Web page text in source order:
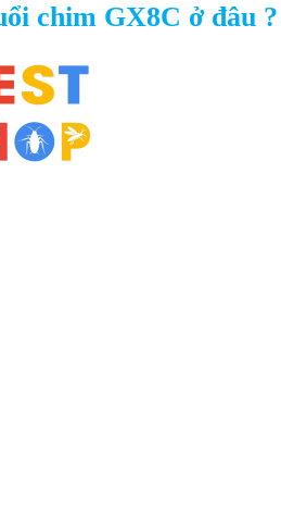
chim GX8C ởđâu ?